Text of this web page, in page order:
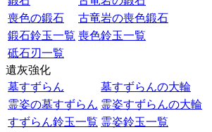
喪色の鍛石
古竜岩の喪色鍛石
鍛石鈴玉一覧 喪色鈴玉一覧
砥石刃一覧
遺灰強化
墓すずらん
墓すずらんの大輪
霊姿の墓すずらん 霊姿すずらんの大輪
すずらん鈴玉一覧 霊姿鈴玉一覧